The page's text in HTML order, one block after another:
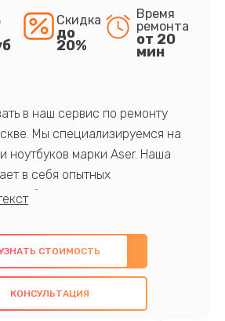
Скидка
до
20%
Время
ремонта
от 20
мин
в наш сервис по ремонту
Мы специализируемся на
ноутбуков марки Aser. Наша
в себя опытных
с обширными знаниями и
и качественный ремонт с
оригинальных компонентов, а
качество всех
Наша цель - предоставить
СТОИМОСТЬ
КОНСУЛЬТАЦИЯ